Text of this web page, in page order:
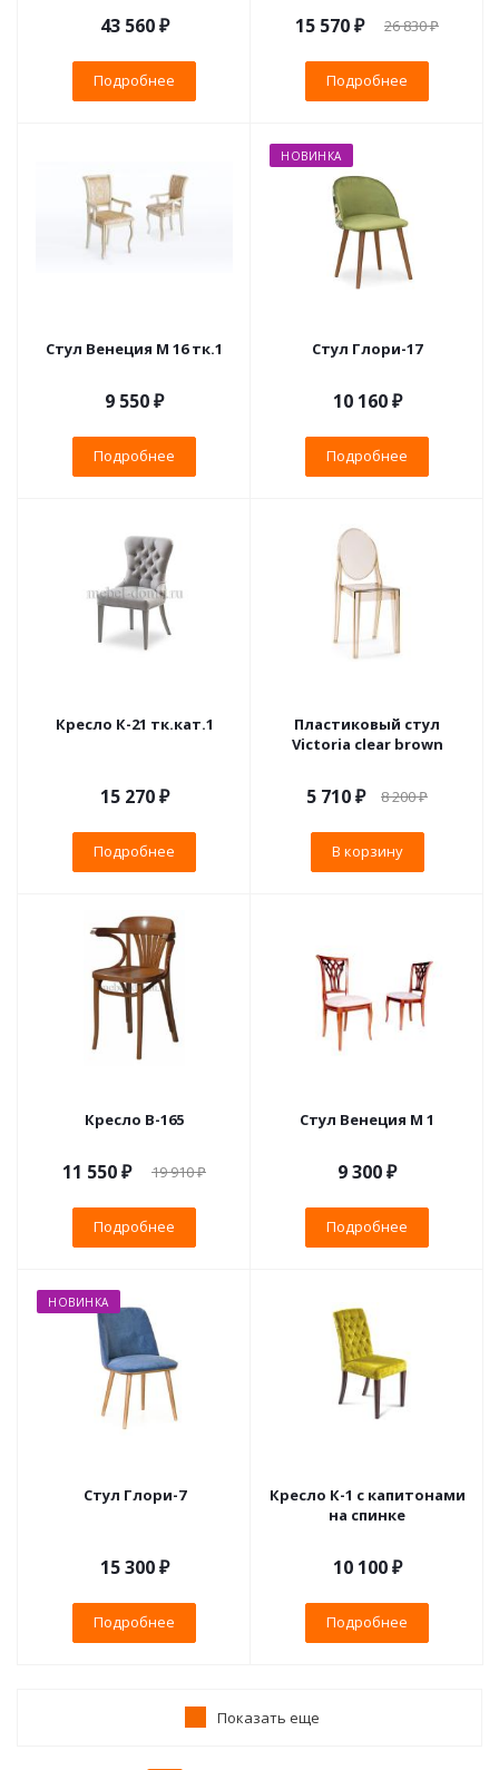
43 560 ₽
Подробнее
15 570 ₽ 26 830 ₽
Подробнее
Стул Венеция М 16 тк.1
9 550 ₽
Подробнее
НОВИНКА
Стул Глори-17
10 160 ₽
Подробнее
Кресло К-21 тк.кат.1
15 270 ₽
Подробнее
Пластиковый стул
Victoria clear brown
5 710₽ 8 200₽
В корзину
Кресло B-165
11 550 ₽ 19 910 ₽
Подробнее
Стул Венеция М 1
9 300 ₽
Подробнее
НОВИНКА
Стул Глори-7
15 300 ₽
Подробнее
Кресло К-1 с капитонами
на спинке
10 100 ₽
Подробнее
Показать еще